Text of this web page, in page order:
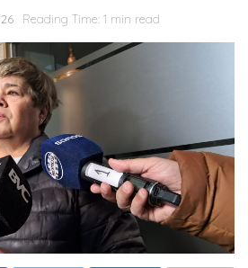
Reading Time: 1 min read